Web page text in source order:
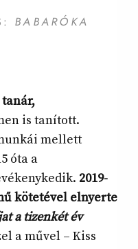
BABARÓKA
is tanított.
mellett
óta a
2019-
kötetével elnyerte
a tizenkét év
a művel – Kiss